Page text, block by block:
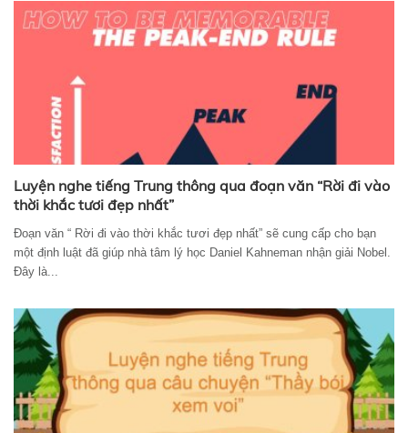
Luyện nghe tiếng Trung thông qua đoạn văn “Rời đi vào
thời khắc tươi đẹp nhất”
Đoạn văn “ Rời đi vào thời khắc tươi đẹp nhất” sẽ cung cấp cho bạn
một định luật đã giúp nhà tâm lý học Daniel Kahneman nhận giải Nobel.
Đây là...